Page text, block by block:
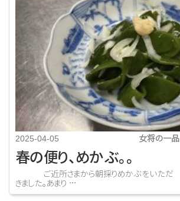
女将の一品
2025-04-05
春の便り、めかぶ。。
ご近所さまから朝採りめかぶをいただ
きました。あまり …